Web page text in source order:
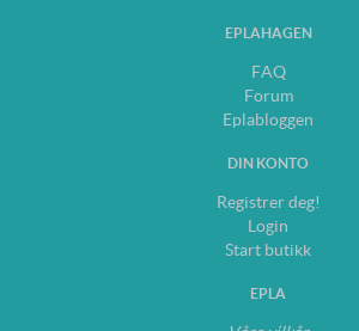
EPLAHAGEN
FAQ
Forum
Eplabloggen
DIN KONTO
Registrer deg!
Login
Start butikk
EPLA